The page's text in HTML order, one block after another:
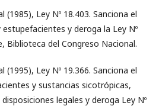
(1985), Ley Nº 18.403. Sanciona el
y deroga la Ley Nº
Biblioteca del Congreso Nacional.
(1995), Ley Nº 19.366. Sanciona el
y sustancias sicotrópicas,
legales y deroga Ley Nº